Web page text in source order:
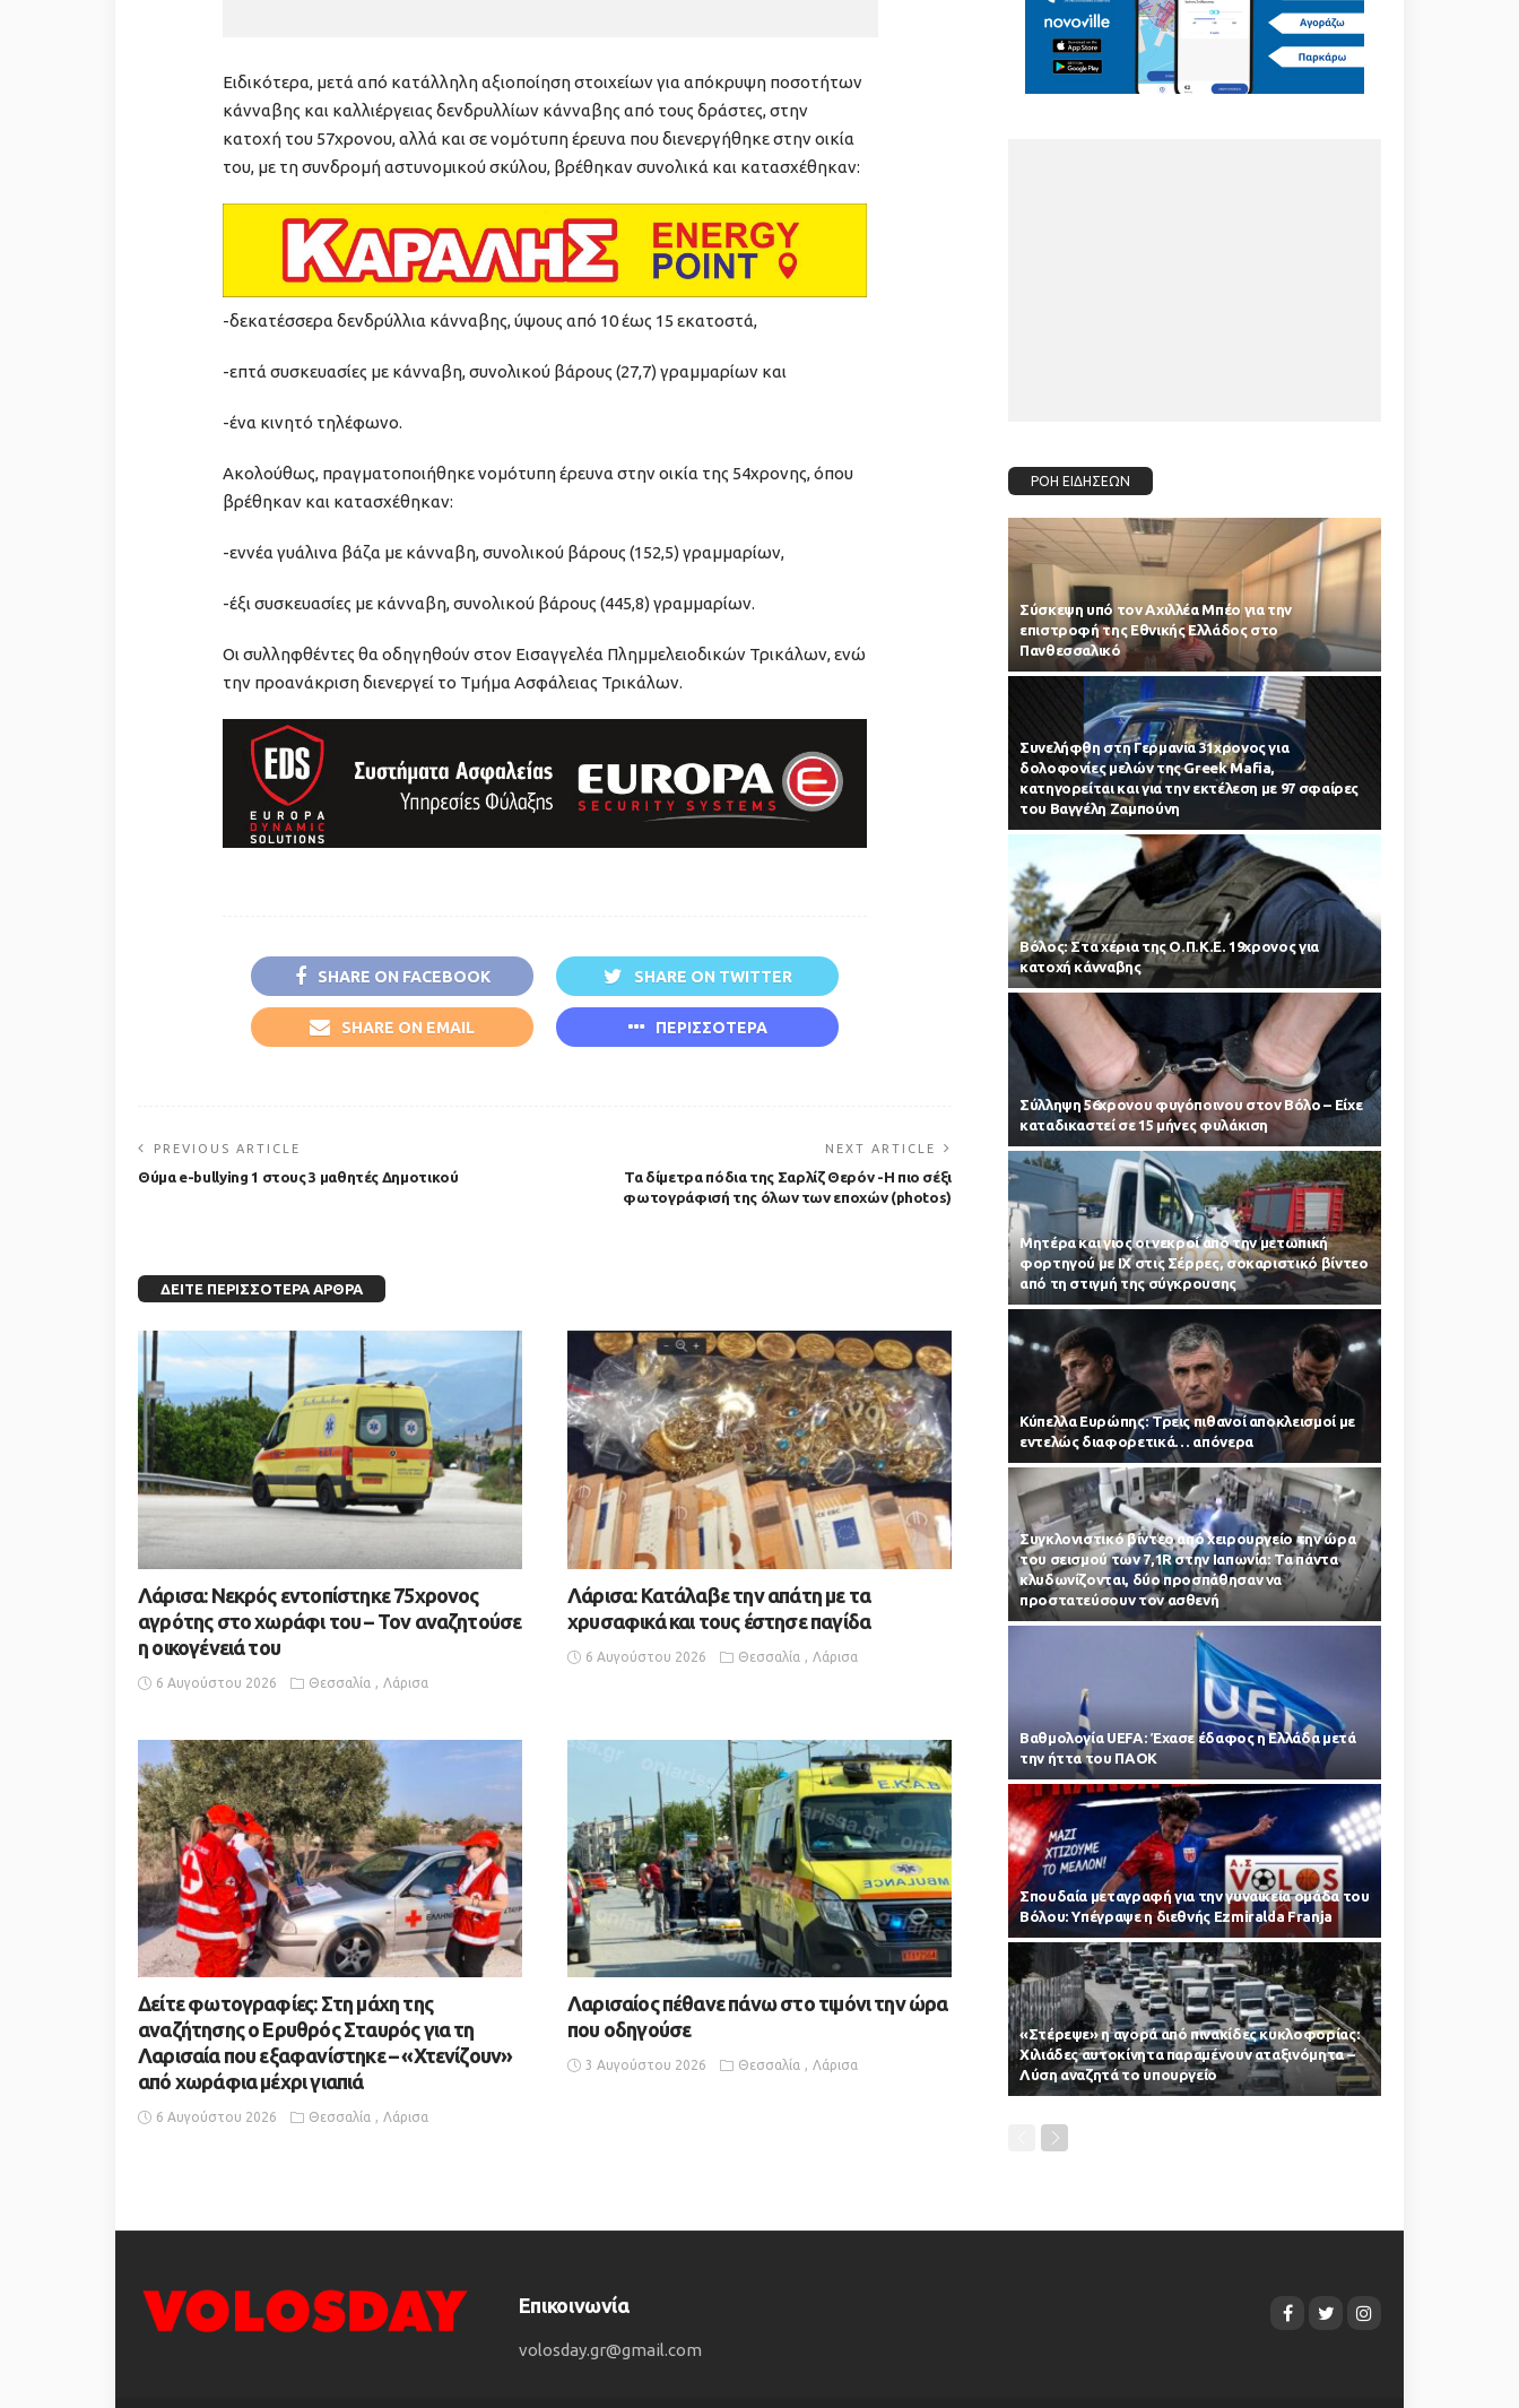
Ειδικότερα, μετά από κατάλληλη αξιοποίηση στοιχείων για απόκρυψη ποσοτήτων
κάνναβης και καλλιέργειας δενδρυλλίων κάνναβης από τους δράστες, στην
κατοχή του 57χρονου, αλλά και σε νομότυπη έρευνα που διενεργήθηκε στην οικία
του, με τη συνδρομή αστυνομικού σκύλου, βρέθηκαν συνολικά και κατασχέθηκαν:
-δεκατέσσερα δενδρύλλια κάνναβης, ύψους από 10 έως 15 εκατοστά,
-επτά συσκευασίες με κάνναβη, συνολικού βάρους (27,7) γραμμαρίων και
-ένα κινητό τηλέφωνο.
Ακολούθως, πραγματοποιήθηκε νομότυπη έρευνα στην οικία της 54χρονης, όπου
βρέθηκαν και κατασχέθηκαν:
-εννέα γυάλινα βάζα με κάνναβη, συνολικού βάρους (152,5) γραμμαρίων,
-έξι συσκευασίες με κάνναβη, συνολικού βάρους (445,8) γραμμαρίων.
Οι συλληφθέντες θα οδηγηθούν στον Εισαγγελέα Πλημμελειοδικών Τρικάλων, ενώ
την προανάκριση διενεργεί το Τμήμα Ασφάλειας Τρικάλων.
SHARE ON FACEBOOK SHARE ON TWITTER
SHARE ON EMAIL ΠΕΡΙΣΣΟΤΕΡΑ
PREVIOUS ARTICLE
Θύμα e-bullying 1 στους 3 μαθητές Δημοτικού
NEXT ARTICLE
Τα δίμετρα πόδια της Σαρλίζ Θερόν -Η πιο σέξι
φωτογράφισή της όλων των εποχών (photos)
ΔΕΊΤΕ ΠΕΡΙΣΣΌΤΕΡΑ ΆΡΘΡΑ
Λάρισα: Νεκρός εντοπίστηκε 75χρονος
αγρότης στο χωράφι του – Toν αναζητούσε
η οικογένειά του
6 Αυγούστου 2026 Θεσσαλία Λάρισα
Λάρισα: Κατάλαβε την απάτη με τα
χρυσαφικά και τους έστησε παγίδα
6 Αυγούστου 2026 Θεσσαλία Λάρισα
Δείτε φωτογραφίες: Στη μάχη της
αναζήτησης ο Ερυθρός Σταυρός για τη
Λαρισαία που εξαφανίστηκε – «Χτενίζουν»
από χωράφια μέχρι γιαπιά
6 Αυγούστου 2026 Θεσσαλία Λάρισα
Λαρισαίος πέθανε πάνω στο τιμόνι την ώρα
που οδηγούσε
3 Αυγούστου 2026 Θεσσαλία Λάρισα
ΡΟΗ ΕΙΔΗΣΕΩΝ
Σύσκεψη υπό τον Αχιλλέα Μπέο για την
επιστροφή της Εθνικής Ελλάδος στο
Πανθεσσαλικό
Συνελήφθη στη Γερμανία 31χρονος για
δολοφονίες μελών της Greek Mafia,
κατηγορείται και για την εκτέλεση με 97 σφαίρες
του Βαγγέλη Ζαμπούνη
Βόλος: Στα χέρια της Ο.Π.Κ.Ε. 19χρονος για
κατοχή κάνναβης
Σύλληψη 56χρονου φυγόποινου στον Βόλο – Είχε
καταδικαστεί σε 15 μήνες φυλάκιση
Μητέρα και γιος οι νεκροί από την μετωπική
φορτηγού με ΙΧ στις Σέρρες, σοκαριστικό βίντεο
από τη στιγμή της σύγκρουσης
Κύπελλα Ευρώπης: Τρεις πιθανοί αποκλεισμοί με
εντελώς διαφορετικά… απόνερα
Συγκλονιστικό βίντεο από χειρουργείο την ώρα
του σεισμού των 7,1R στην Ιαπωνία: Τα πάντα
κλυδωνίζονται, δύο προσπάθησαν να
προστατεύσουν τον ασθενή
Βαθμολογία UEFA: Έχασε έδαφος η Ελλάδα μετά
την ήττα του ΠΑΟΚ
Σπουδαία μεταγραφή για την γυναικεία ομάδα του
Βόλου: Υπέγραψε η διεθνής Ezmiralda Franja
«Στέρεψε» η αγορά από πινακίδες κυκλοφορίας:
Χιλιάδες αυτοκίνητα παραμένουν αταξινόμητα –
Λύση αναζητά το υπουργείο
Επικοινωνία
volosday.gr@gmail.com